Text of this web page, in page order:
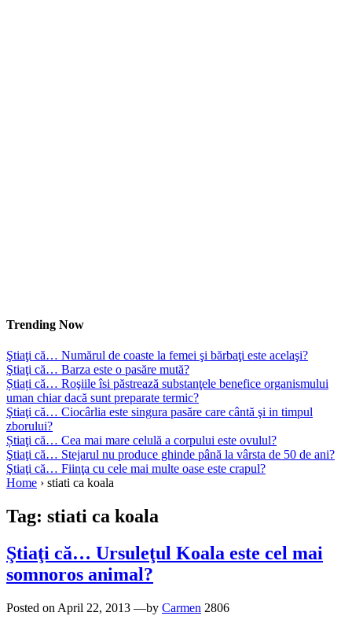
Trending Now
Ştiaţi că… Numărul de coaste la femei şi bărbaţi este acelaşi?
Ştiaţi că… Barza este o pasăre mută?
Știați că… Roşiile îsi păstrează substanţele benefice organismului
uman chiar dacă sunt preparate termic?
Ştiaţi că… Ciocârlia este singura pasăre care cântă şi in timpul
zborului?
Știaţi că… Cea mai mare celulă a corpului este ovulul?
Ştiaţi că… Stejarul nu produce ghinde până la vârsta de 50 de ani?
Ştiaţi că… Fiinţa cu cele mai multe oase este crapul?
Home › stiati ca koala
Tag: stiati ca koala
Ştiaţi că… Ursuleţul Koala este cel mai
somnoros animal?
Posted on April 22, 2013 —by Carmen 2806